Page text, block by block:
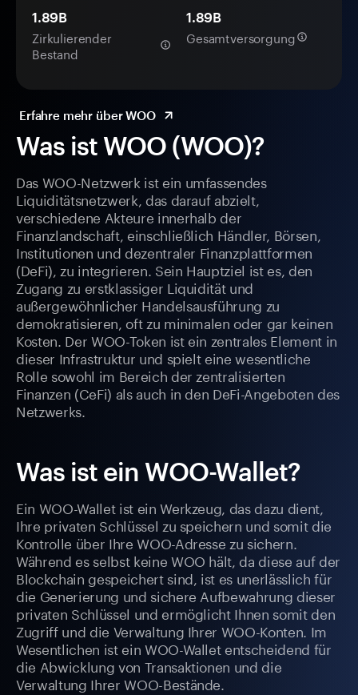
Was ist WOO (WOO)?
Das WOO-Netzwerk ist ein umfassendes
Liquiditätsnetzwerk, das darauf abzielt,
verschiedene Akteure innerhalb der
Finanzlandschaft, einschließlich Händler, Börsen,
Institutionen und dezentraler Finanzplattformen
(DeFi), zu integrieren. Sein Hauptziel ist es, den
Zugang zu erstklassiger Liquidität und
außergewöhnlicher Handelsausführung zu
demokratisieren, oft zu minimalen oder gar keinen
Kosten. Der WOO-Token ist ein zentrales Element in
dieser Infrastruktur und spielt eine wesentliche
Rolle sowohl im Bereich der zentralisierten
Finanzen (CeFi) als auch in den DeFi-Angeboten des
Netzwerks.
Was ist ein WOO-Wallet?
Ein WOO-Wallet ist ein Werkzeug, das dazu dient,
Ihre privaten Schlüssel zu speichern und somit die
Kontrolle über Ihre WOO-Adresse zu sichern.
Während es selbst keine WOO hält, da diese auf der
Blockchain gespeichert sind, ist es unerlässlich für
die Generierung und sichere Aufbewahrung dieser
privaten Schlüssel und ermöglicht Ihnen somit den
Zugriff und die Verwaltung Ihrer WOO-Konten. Im
Wesentlichen ist ein WOO-Wallet entscheidend für
die Abwicklung von Transaktionen und die
Verwaltung Ihrer WOO-Bestände.
1.89B
Zirkulierender
Bestand
1.89B
Gesamtversorgung
Erfahre mehr über WOO